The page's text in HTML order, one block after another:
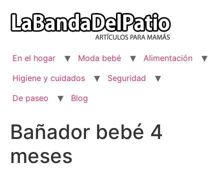
contenido
En el hogar Moda bebé
Alimentación
Higiene y cuidados
Seguridad
De paseo
Blog
Bañador bebé 4
meses